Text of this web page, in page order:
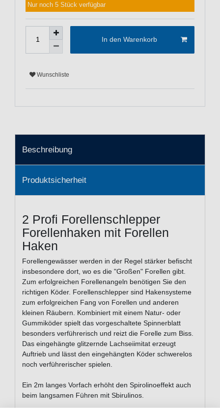
Nur noch 5 Stück verfügbar
In den Warenkorb
Wunschliste
Beschreibung
Produktsicherheit
2 Profi Forellenschlepper
Forellenhaken mit Forellen
Haken
Forellengewässer werden in der Regel stärker befischt
insbesondere dort, wo es die "Großen" Forellen gibt.
Zum erfolgreichen Forellenangeln benötigen Sie den
richtigen Köder. Forellenschlepper sind Hakensysteme
zum erfolgreichen Fang von Forellen und anderen
kleinen Räubern. Kombiniert mit einem Natur- oder
Gummiköder spielt das vorgeschaltete Spinnerblatt
besonders verführerisch und reizt die Forelle zum Biss.
Das eingehängte glitzernde Lachseiimitat erzeugt
Auftrieb und lässt den eingehängten Köder schwerelos
noch verführerischer spielen.
Ein 2m langes Vorfach erhöht den Spirolinoeffekt auch
beim langsamen Führen mit Sbirulinos.